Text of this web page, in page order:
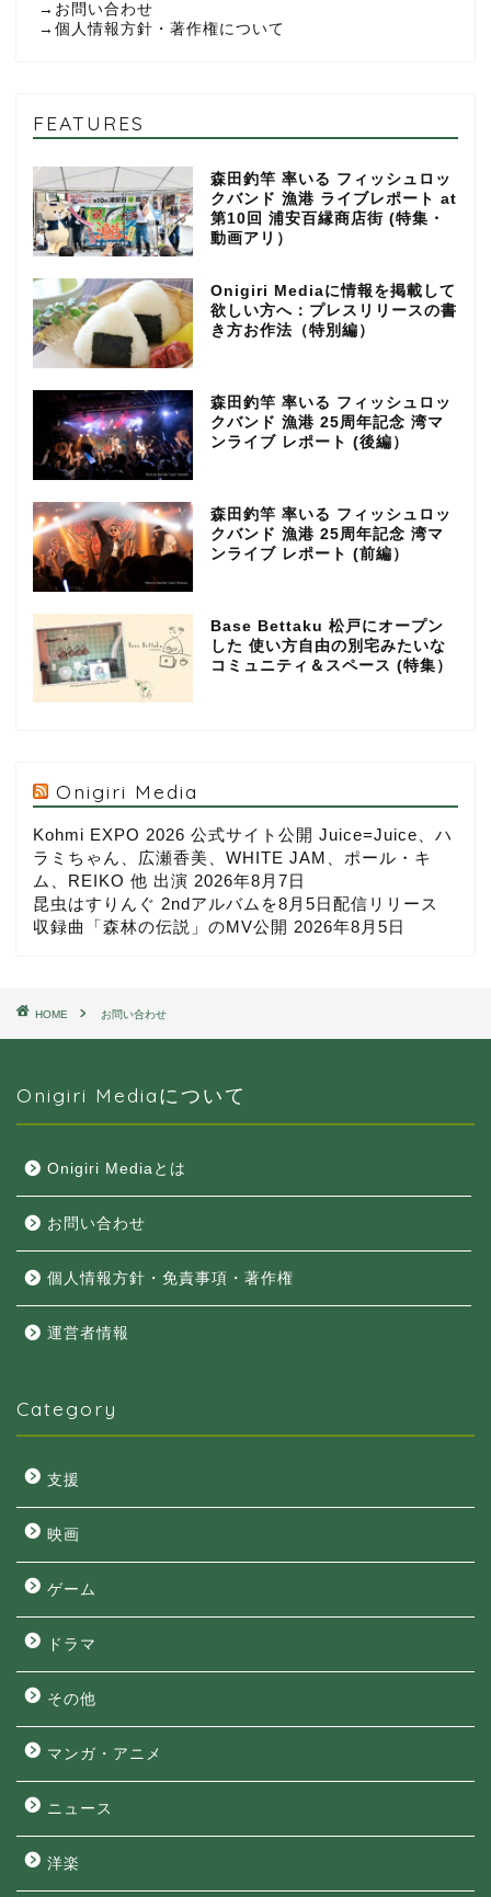
→ お問い合わせ
→ 個人情報方針・著作権について
FEATURES
森田釣竿 率いる フィッシュロッ
クバンド 漁港 ライブレポート at
第10回 浦安百縁商店街 (特集・
動画アリ）
Onigiri Mediaに情報を掲載して
欲しい方へ：プレスリリースの書
き方お作法（特別編）
森田釣竿 率いる フィッシュロッ
クバンド 漁港 25周年記念 湾マ
ンライブ レポート (後編）
森田釣竿 率いる フィッシュロッ
クバンド 漁港 25周年記念 湾マ
ンライブ レポート (前編）
Base Bettaku 松戸にオープン
した 使い方自由の別宅みたいな
コミュニティ＆スペース (特集）
Onigiri Media
Kohmi EXPO 2026 公式サイト公開 Juice=Juice、ハ
ラミちゃん、広瀬香美、WHITE JAM、ポール・キ
ム、REIKO 他 出演 2026年8月7日
昆虫はすりんぐ 2ndアルバムを8月5日配信リリース
収録曲「森林の伝説」のMV公開 2026年8月5日
HOME お問い合わせ
Onigiri Mediaについて
Onigiri Mediaとは
お問い合わせ
個人情報方針・免責事項・著作権
運営者情報
Category
支援
映画
ゲーム
ドラマ
その他
マンガ・アニメ
ニュース
洋楽